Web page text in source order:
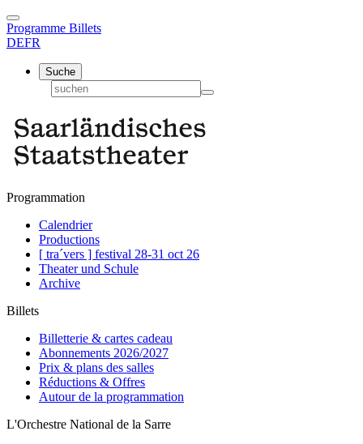
Programme Billets
DEFR
Suche
Programmation
Calendrier
Productions
[ tra´vers ] festival 28-31 oct 26
Theater und Schule
Archive
Billets
Billetterie & cartes cadeau
Abonnements 2026/2027
Prix & plans des salles
Réductions & Offres
Autour de la programmation
L'Orchestre National de la Sarre